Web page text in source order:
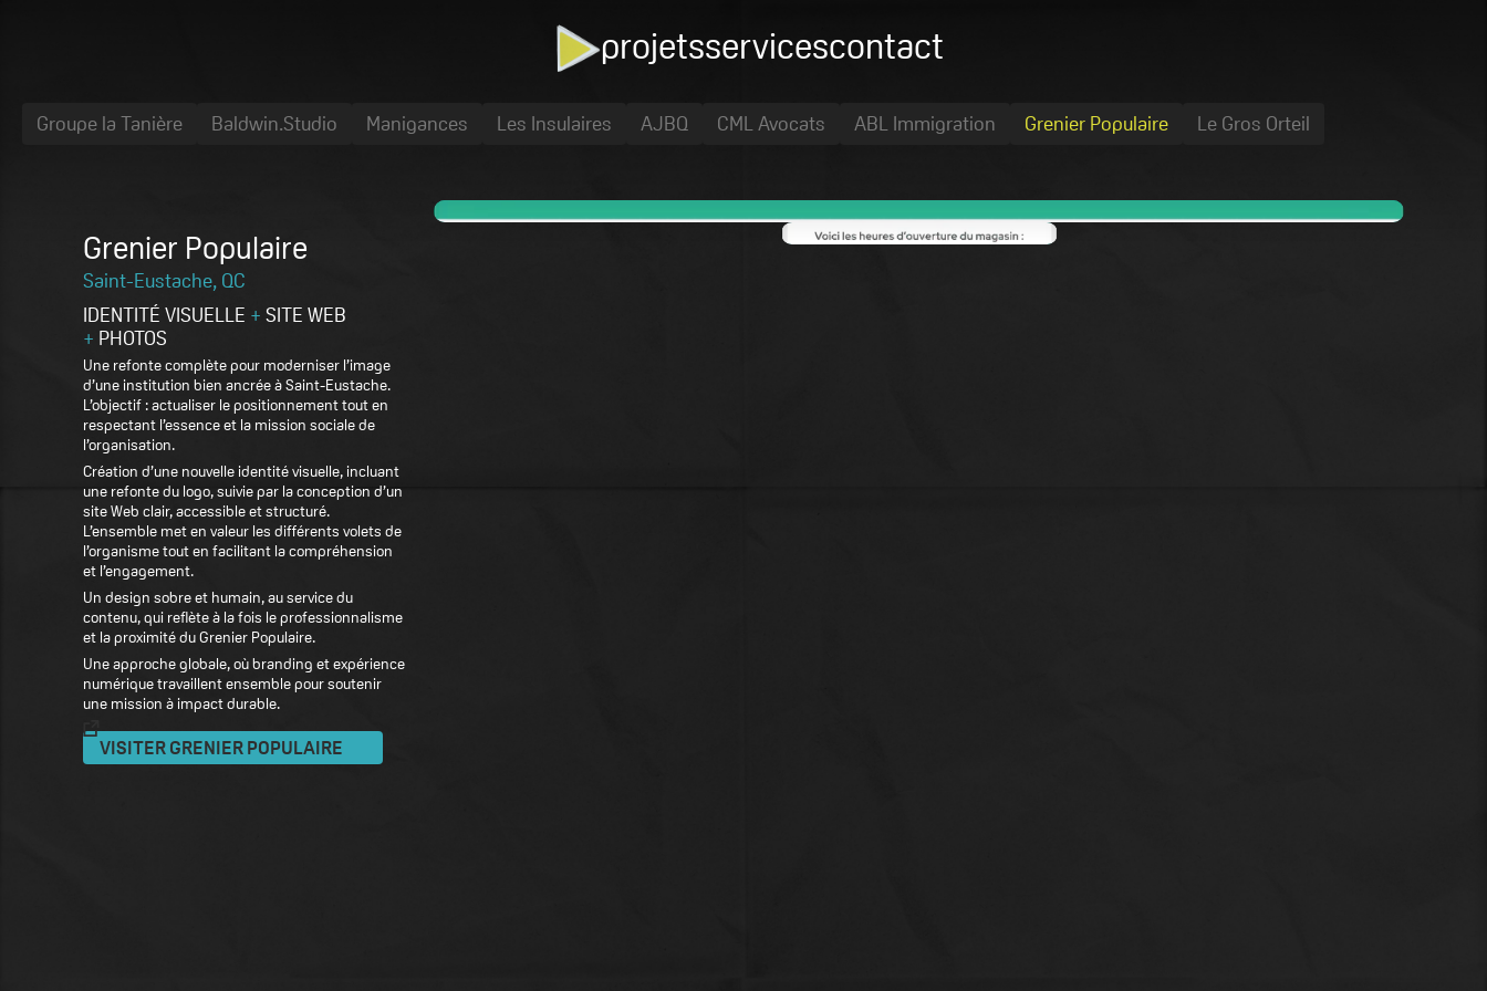
projetsservicescontact
Groupe la Tanière Baldwin.Studio Manigances Les Insulaires AJBQ CML Avocats ABL Immigration Grenier Populaire Le Gros Orteil
Grenier Populaire
Saint-Eustache, QC
IDENTITÉ VISUELLE + SITE WEB
+ PHOTOS
Une refonte complète pour moderniser l’image
d’une institution bien ancrée à Saint-Eustache.
L’objectif : actualiser le positionnement tout en
respectant l’essence et la mission sociale de
l’organisation.
Création d’une nouvelle identité visuelle, incluant
une refonte du logo, suivie par la conception d’un
site Web clair, accessible et structuré.
L’ensemble met en valeur les différents volets de
l’organisme tout en facilitant la compréhension
et l’engagement.
Un design sobre et humain, au service du
contenu, qui reflète à la fois le professionnalisme
et la proximité du Grenier Populaire.
Une approche globale, où branding et expérience
numérique travaillent ensemble pour soutenir
une mission à impact durable.
VISITER GRENIER POPULAIRE